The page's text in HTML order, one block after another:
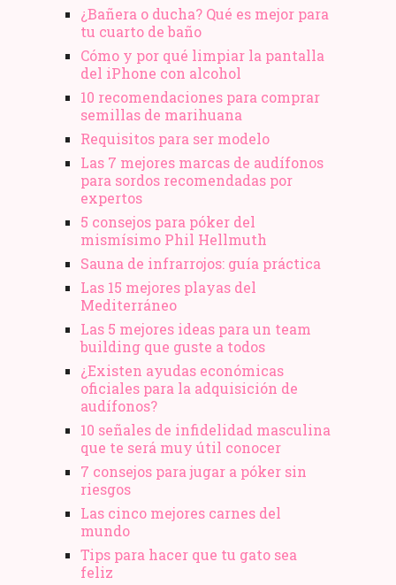
¿Bañera o ducha? Qué es mejor para
tu cuarto de baño
Cómo y por qué limpiar la pantalla
del iPhone con alcohol
10 recomendaciones para comprar
semillas de marihuana
Requisitos para ser modelo
Las 7 mejores marcas de audífonos
para sordos recomendadas por
expertos
5 consejos para póker del
mismísimo Phil Hellmuth
Sauna de infrarrojos: guía práctica
Las 15 mejores playas del
Mediterráneo
Las 5 mejores ideas para un team
building que guste a todos
¿Existen ayudas económicas
oficiales para la adquisición de
audífonos?
10 señales de infidelidad masculina
que te será muy útil conocer
7 consejos para jugar a póker sin
riesgos
Las cinco mejores carnes del
mundo
Tips para hacer que tu gato sea
feliz